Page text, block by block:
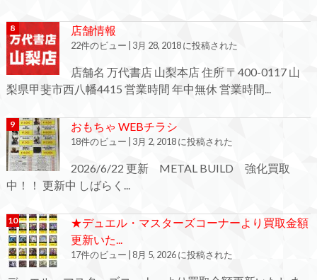
店舗情報
22件のビュー 3月 28, 2018 に投稿された
店舗名 万代書店 山梨本店 住所 〒400-0117 山
梨県甲斐市西八幡4415 営業時間 年中無休 営業時間...
おもちゃ WEBチラシ
18件のビュー 3月 2, 2018 に投稿された
2026/6/22 更新 METAL BUILD 強化買取
中！！ 更新中 しばらく...
★デュエル・マスターズコーナーより買取金額
更新いた...
17件のビュー 8月 5, 2026 に投稿された